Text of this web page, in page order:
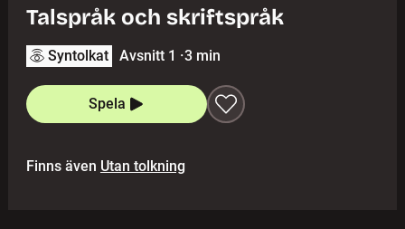
Talspråk och skriftspråk
Syntolkat Avsnitt 1 ·3 min
Spela
Finns även Utan tolkning